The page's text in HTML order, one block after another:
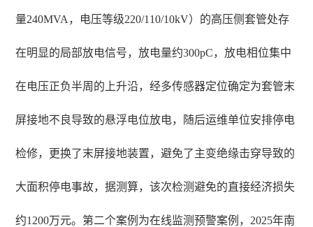
量240MVA，电压等级220/110/10kV）的高压侧套管处存
在明显的局部放电信号，放电量约300pC，放电相位集中
在电压正负半周的上升沿，经多传感器定位确定为套管末
屏接地不良导致的悬浮电位放电，随后运维单位安排停电
检修，更换了末屏接地装置，避免了主变绝缘击穿导致的
大面积停电事故，据测算，该次检测避免的直接经济损失
约1200万元。第二个案例为在线监测预警案例，2025年南